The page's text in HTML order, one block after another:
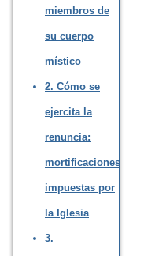
miembros de
su cuerpo
místico
2. Cómo se
ejercita la
renuncia:
mortificaciones
impuestas por
la Iglesia
3.